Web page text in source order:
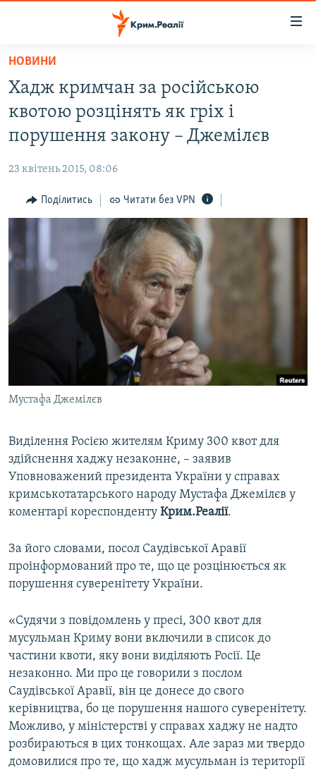
Перейти
основного
матеріалу
до
основної
Перейти
до
пошуку
ВОДА.КРИМ
ВІДЕО ТА ФОТО
БЛОГИ
ПОГЛЯД
СПЕЦПРОЕКТИ
ДЕПОРТАЦІЯ
ВІДЕОУРОКИ «ELIFBE»
СВІДЧЕННЯ ОКУПАЦІЇ
УКРАЇНСЬКА ПРОБЛЕМА КРИМУ
ІНФОГРАФІКА
ЯК ОБІЙТИ БЛОКУВАННЯ
ДОЛУЧАЙСЯ!
Усі сайти RFE/RL
НОВИНИ
Хадж кримчан за російською
квотою розцінять як гріх і
порушення закону – Джемілєв
23 квітень 2015, 08:06
Поділитись Читати без VPN
Мустафа Джемілєв
Виділення Росією жителям Криму 300 квот для
здійснення хаджу незаконне, – заявив
Уповноважений президента України у справах
кримськотатарського народу Мустафа Джемілєв у
коментарі кореспонденту Крим.Реалії.
За його словами, посол Саудівської Аравії
проінформований про те, що це розцінюється як
порушення суверенітету України.
«Судячи з повідомлень у пресі, 300 квот для
мусульман Криму вони включили в список до
частини квоти, яку вони виділяють Росії. Це
незаконно. Ми про це говорили з послом
Саудівської Аравії, він це донесе до свого
керівництва, бо це порушення нашого суверенітету.
Можливо, у міністерстві у справах хаджу не надто
розбираються в цих тонкощах. Але зараз ми твердо
домовилися про те, що хадж мусульман із території